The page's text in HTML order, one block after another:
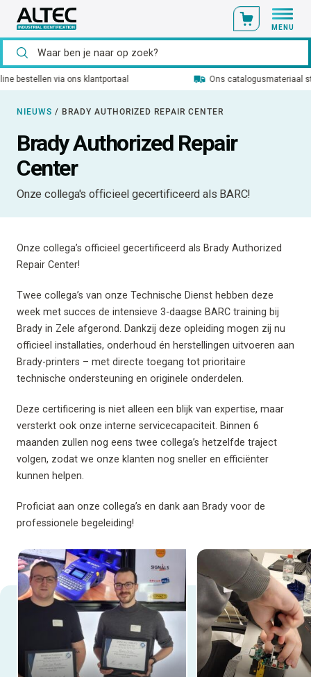
MENU
Ons catalogusmateriaal standaard uit voorraad leverbaar
NIEUWS / BRADY AUTHORIZED REPAIR CENTER
Brady Authorized Repair
Center
Onze collega's officieel gecertificeerd als BARC!
Onze collega’s officieel gecertificeerd als Brady Authorized
Repair Center!
Twee collega’s van onze Technische Dienst hebben deze
week met succes de intensieve 3-daagse BARC training bij
Brady in Zele afgerond. Dankzij deze opleiding mogen zij nu
officieel installaties, onderhoud én herstellingen uitvoeren aan
Brady-printers – met directe toegang tot prioritaire
technische ondersteuning en originele onderdelen.
Deze certificering is niet alleen een blijk van expertise, maar
versterkt ook onze interne servicecapaciteit. Binnen 6
maanden zullen nog eens twee collega’s hetzelfde traject
volgen, zodat we onze klanten nog sneller en efficiënter
kunnen helpen.
Proficiat aan onze collega’s en dank aan Brady voor de
professionele begeleiding!